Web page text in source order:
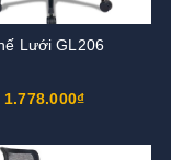
Lưới GL206
1.778.000₫